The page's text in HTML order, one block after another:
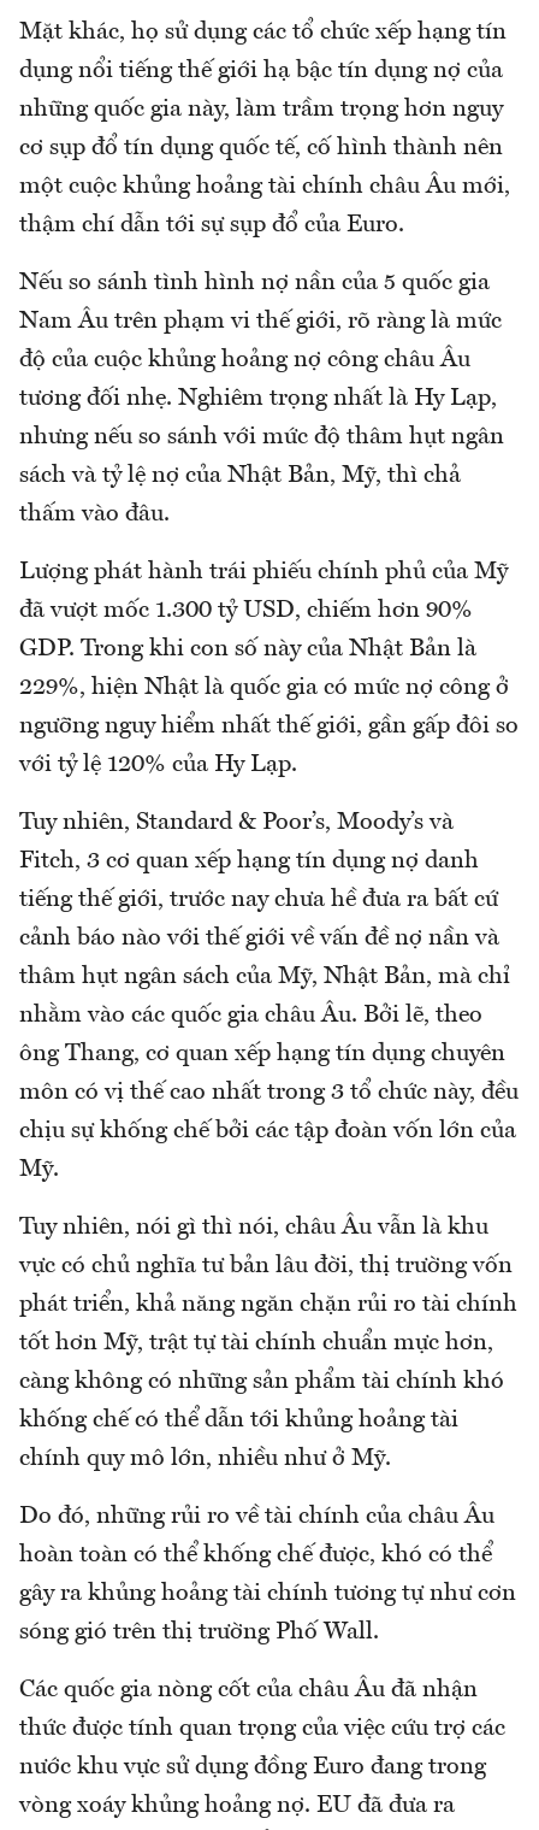
Mặt khác, họ sử dụng các tổ chức xếp hạng tín
dụng nổi tiếng thế giới hạ bậc tín dụng nợ của
những quốc gia này, làm trầm trọng hơn nguy
cơ sụp đổ tín dụng quốc tế, cố hình thành nên
một cuộc khủng hoảng tài chính châu Âu mới,
thậm chí dẫn tới sự sụp đổ của Euro.
Nếu so sánh tình hình nợ nần của 5 quốc gia
Nam Âu trên phạm vi thế giới, rõ ràng là mức
độ của cuộc khủng hoảng nợ công châu Âu
tương đối nhẹ. Nghiêm trọng nhất là Hy Lạp,
nhưng nếu so sánh với mức độ thâm hụt ngân
sách và tỷ lệ nợ của Nhật Bản, Mỹ, thì chả
thấm vào đâu.
Lượng phát hành trái phiếu chính phủ của Mỹ
đã vượt mốc 1.300 tỷ USD, chiếm hơn 90%
GDP. Trong khi con số này của Nhật Bản là
229%, hiện Nhật là quốc gia có mức nợ công ở
ngưỡng nguy hiểm nhất thế giới, gần gấp đôi so
với tỷ lệ 120% của Hy Lạp.
Tuy nhiên, Standard & Poor’s, Moody’s và
Fitch, 3 cơ quan xếp hạng tín dụng nợ danh
tiếng thế giới, trước nay chưa hề đưa ra bất cứ
cảnh báo nào với thế giới về vấn đề nợ nần và
thâm hụt ngân sách của Mỹ, Nhật Bản, mà chỉ
nhằm vào các quốc gia châu Âu. Bởi lẽ, theo
ông Thang, cơ quan xếp hạng tín dụng chuyên
môn có vị thế cao nhất trong 3 tổ chức này, đều
chịu sự khống chế bởi các tập đoàn vốn lớn của
Mỹ.
Tuy nhiên, nói gì thì nói, châu Âu vẫn là khu
vực có chủ nghĩa tư bản lâu đời, thị trường vốn
phát triển, khả năng ngăn chặn rủi ro tài chính
tốt hơn Mỹ, trật tự tài chính chuẩn mực hơn,
càng không có những sản phẩm tài chính khó
khống chế có thể dẫn tới khủng hoảng tài
chính quy mô lớn, nhiều như ở Mỹ.
Do đó, những rủi ro về tài chính của châu Âu
hoàn toàn có thể khống chế được, khó có thể
gây ra khủng hoảng tài chính tương tự như cơn
sóng gió trên thị trường Phố Wall.
Các quốc gia nòng cốt của châu Âu đã nhận
thức được tính quan trọng của việc cứu trợ các
nước khu vực sử dụng đồng Euro đang trong
vòng xoáy khủng hoảng nợ. EU đã đưa ra